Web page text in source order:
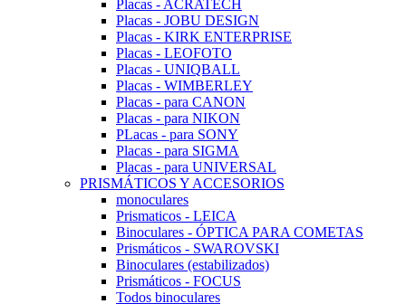
Placas - ACRATECH
Placas - JOBU DESIGN
Placas - KIRK ENTERPRISE
Placas - LEOFOTO
Placas - UNIQBALL
Placas - WIMBERLEY
Placas - para CANON
Placas - para NIKON
PLacas - para SONY
Placas - para SIGMA
Placas - para UNIVERSAL
PRISMÁTICOS Y ACCESORIOS
monoculares
Prismaticos - LEICA
Binoculares - ÓPTICA PARA COMETAS
Prismáticos - SWAROVSKI
Binoculares (estabilizados)
Prismáticos - FOCUS
Todos binoculares